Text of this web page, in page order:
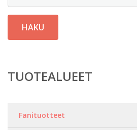
HAKU
TUOTEALUEET
Fanituotteet